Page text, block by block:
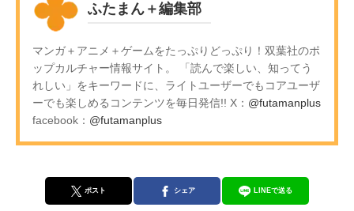
ふたまん＋編集部
マンガ＋アニメ＋ゲームをたっぷりどっぷり！双葉社のポ
ップカルチャー情報サイト。 「読んで楽しい、知ってう
れしい」をキーワードに、ライトユーザーでもコアユーザ
ーでも楽しめるコンテンツを毎日発信!! X： @futamanplus
facebook： @futamanplus
ポスト シェア LINEで送る